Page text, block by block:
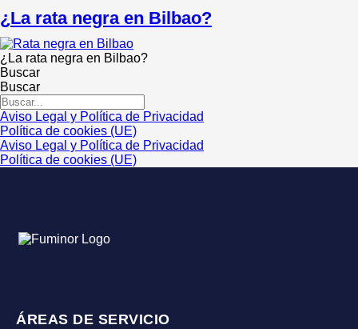
¿La rata negra en Bilbao?
¿La rata negra en Bilbao?
Buscar
Buscar
Aviso Legal y Política de Privacidad
Política de cookies (UE)
Aviso Legal y Política de Privacidad
Política de cookies (UE)
ÁREAS DE SERVICIO